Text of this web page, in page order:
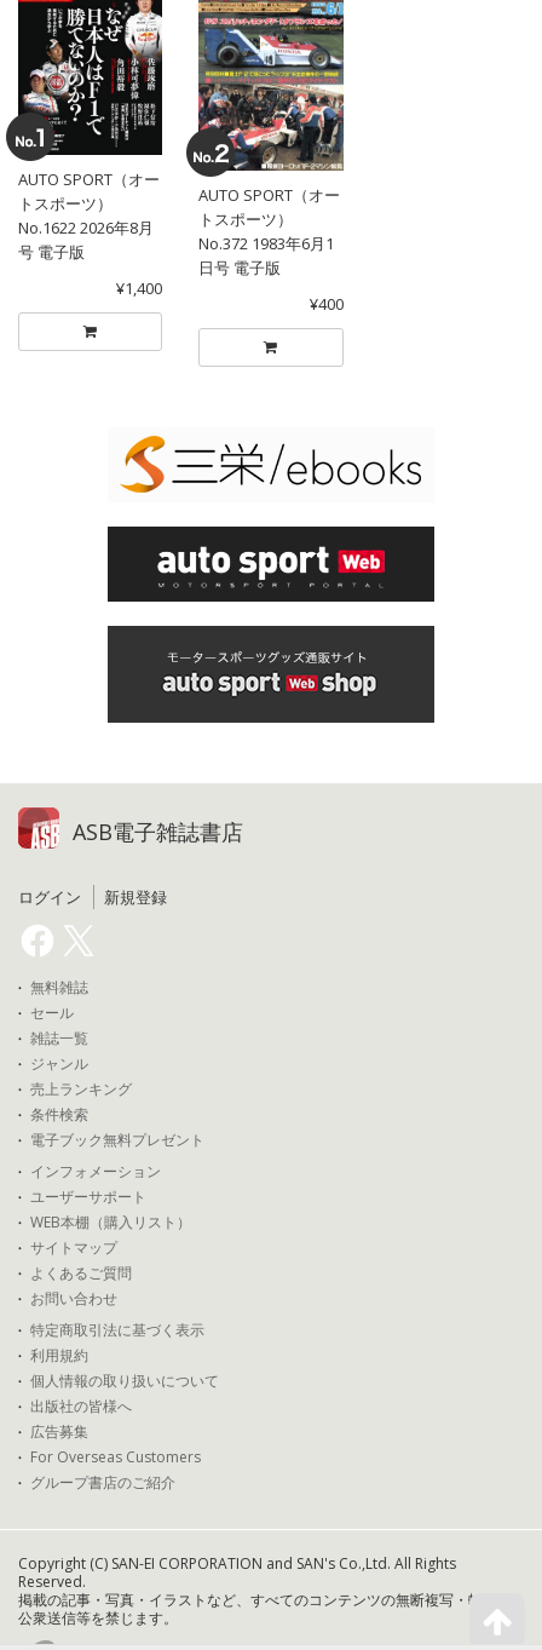
AUTO SPORT（オー
トスポーツ）
No.1622 2026年8月
号 電子版
¥1,400
AUTO SPORT（オー
トスポーツ）
No.372 1983年6月1
日号 電子版
¥400
ASB電子雑誌書店
ログイン 新規登録
無料雑誌
セール
雑誌一覧
ジャンル
売上ランキング
条件検索
電子ブック無料プレゼント
インフォメーション
ユーザーサポート
WEB本棚（購入リスト）
サイトマップ
よくあるご質問
お問い合わせ
特定商取引法に基づく表示
利用規約
個人情報の取り扱いについて
出版社の皆様へ
広告募集
For Overseas Customers
グループ書店のご紹介
Copyright (C) SAN-EI CORPORATION and SAN's Co.,Ltd. All Rights
Reserved.
掲載の記事・写真・イラストなど、すべてのコンテンツの無断複写・転載・
公衆送信等を禁じます。